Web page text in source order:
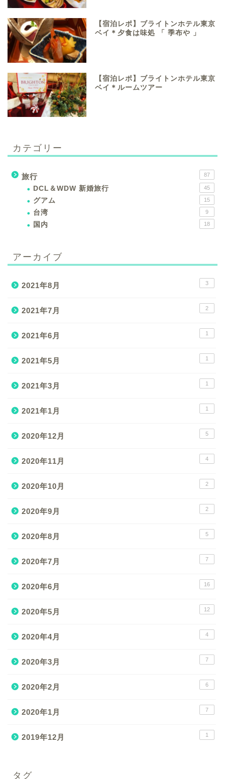
【宿泊レポ】ブライトンホテル東京
ベイ＊夕食は味処 「 季布や 」
【宿泊レポ】ブライトンホテル東京
ベイ＊ルームツアー
カテゴリー
旅行 87
DCL＆WDW 新婚旅行 45
グアム 15
台湾 9
国内 18
アーカイブ
2021年8月 3
2021年7月 2
2021年6月 1
2021年5月 1
2021年3月 1
2021年1月 1
2020年12月 5
2020年11月 4
2020年10月 2
2020年9月 2
2020年8月 5
2020年7月 7
2020年6月 16
2020年5月 12
2020年4月 4
2020年3月 7
2020年2月 6
2020年1月 7
2019年12月 1
タグ